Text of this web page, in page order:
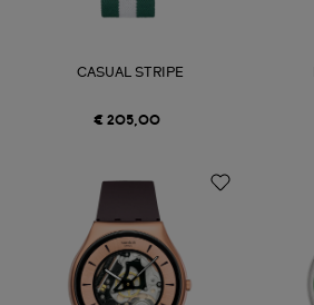
CASUAL STRIPE
€ 205,00